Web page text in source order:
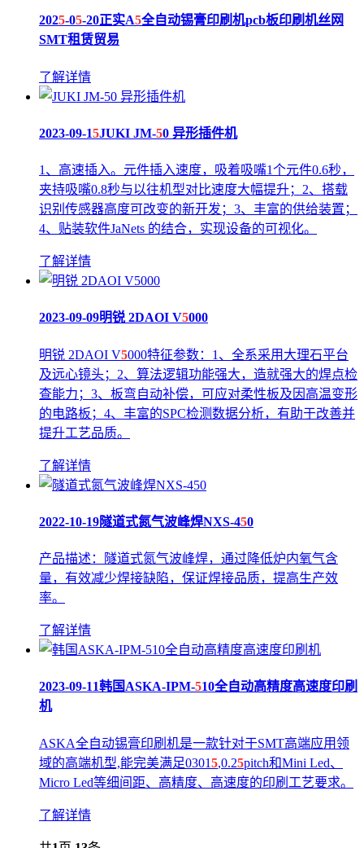
2025-05-20正实A5全自动锡膏印刷机pcb板印刷机丝网
SMT租赁贸易
了解详情
2023-09-15JUKI JM-50 异形插件机
1、高速插入。元件插入速度，吸着吸嘴1个元件0.6秒，
夹持吸嘴0.8秒与以往机型对比速度大幅提升；2、搭载
识别传感器高度可改变的新开发；3、丰富的供给装置；
4、贴装软件JaNets 的结合，实现设备的可视化。
了解详情
2023-09-09明锐 2DAOI V5000
明锐 2DAOI V5000特征参数：1、全系采用大理石平台
及远心镜头；2、算法逻辑功能强大，造就强大的焊点检
查能力；3、板弯自动补偿，可应对柔性板及因高温变形
的电路板；4、丰富的SPC检测数据分析，有助于改善并
提升工艺品质。
了解详情
2022-10-19隧道式氮气波峰焊NXS-450
产品描述：隧道式氮气波峰焊，通过降低炉内氧气含
量，有效减少焊接缺陷，保证焊接品质，提高生产效
率。
了解详情
2023-09-11韩国ASKA-IPM-510全自动高精度高速度印刷
机
ASKA全自动锡膏印刷机是一款针对于SMT高端应用领
域的高端机型,能完美满足03015,0.25pitch和Mini Led、
Micro Led等细间距、高精度、高速度的印刷工艺要求。
了解详情